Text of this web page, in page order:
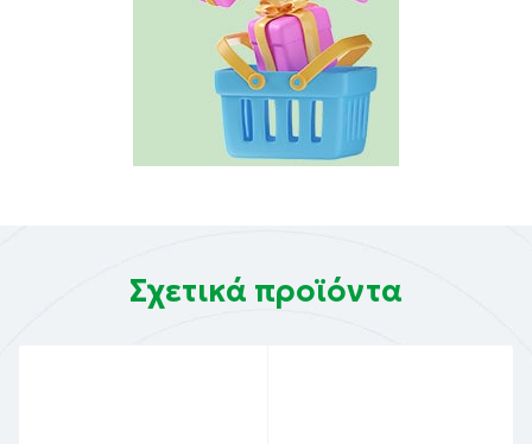
Σχετικά προϊόντα